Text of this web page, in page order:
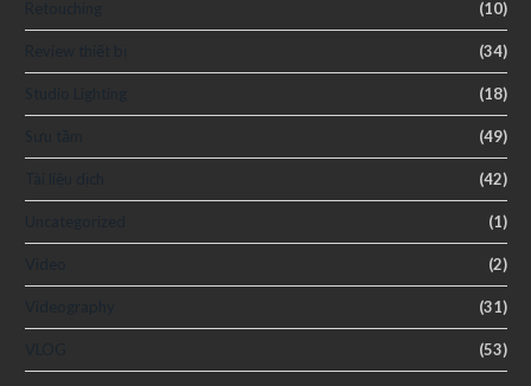
(10)
(34)
(18)
(49)
(42)
(1)
(2)
(31)
(53)